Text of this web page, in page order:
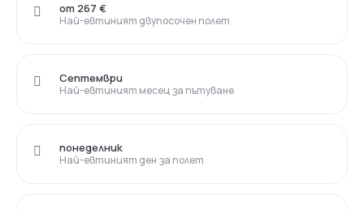
Най-евтиният двупосочен полет
от 267 €
Най-евтиният месец за пътуване
Септември
Най-евтиният ден за полет
понеделник